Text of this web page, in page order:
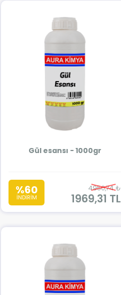
Gül esansı - 1000gr
%60
İNDİRİM
4950,74 ₺
1969,31 TL